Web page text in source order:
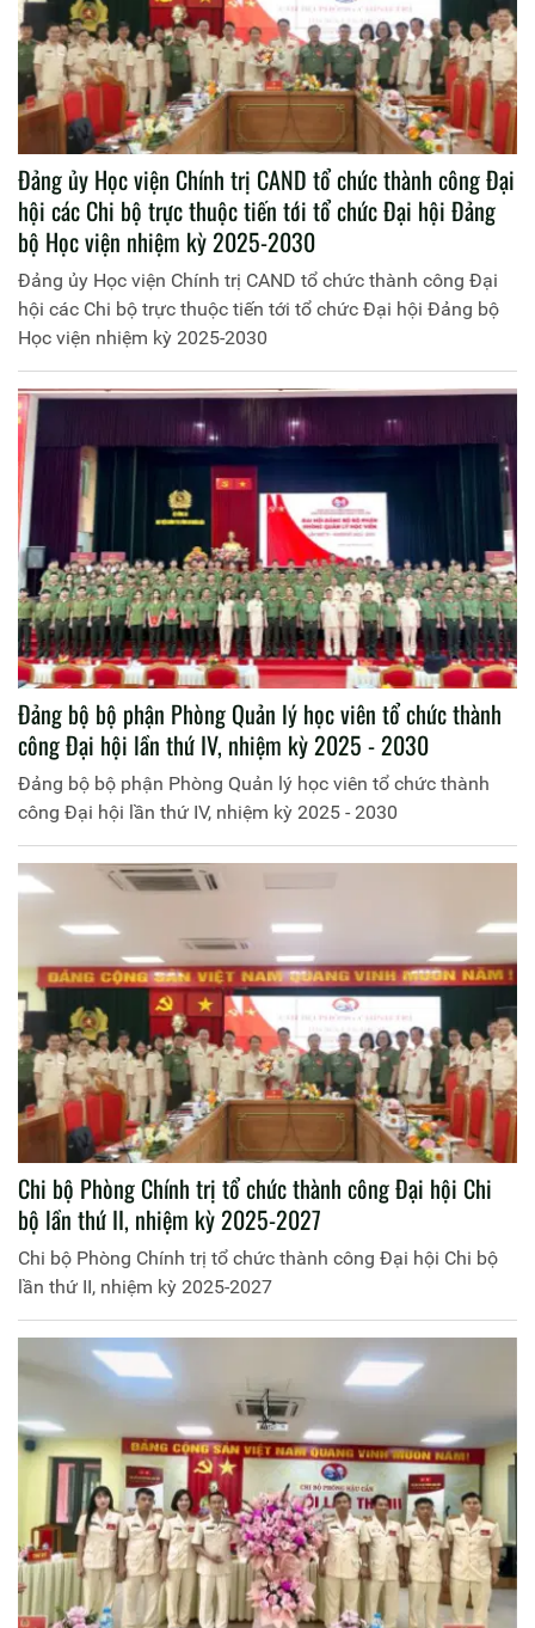
Đảng ủy Học viện Chính trị CAND tổ chức thành công Đại
hội các Chi bộ trực thuộc tiến tới tổ chức Đại hội Đảng
bộ Học viện nhiệm kỳ 2025-2030
Đảng ủy Học viện Chính trị CAND tổ chức thành công Đại
hội các Chi bộ trực thuộc tiến tới tổ chức Đại hội Đảng bộ
Học viện nhiệm kỳ 2025-2030
Đảng bộ bộ phận Phòng Quản lý học viên tổ chức thành
công Đại hội lần thứ IV, nhiệm kỳ 2025 - 2030
Đảng bộ bộ phận Phòng Quản lý học viên tổ chức thành
công Đại hội lần thứ IV, nhiệm kỳ 2025 - 2030
Chi bộ Phòng Chính trị tổ chức thành công Đại hội Chi
bộ lần thứ II, nhiệm kỳ 2025-2027
Chi bộ Phòng Chính trị tổ chức thành công Đại hội Chi bộ
lần thứ II, nhiệm kỳ 2025-2027